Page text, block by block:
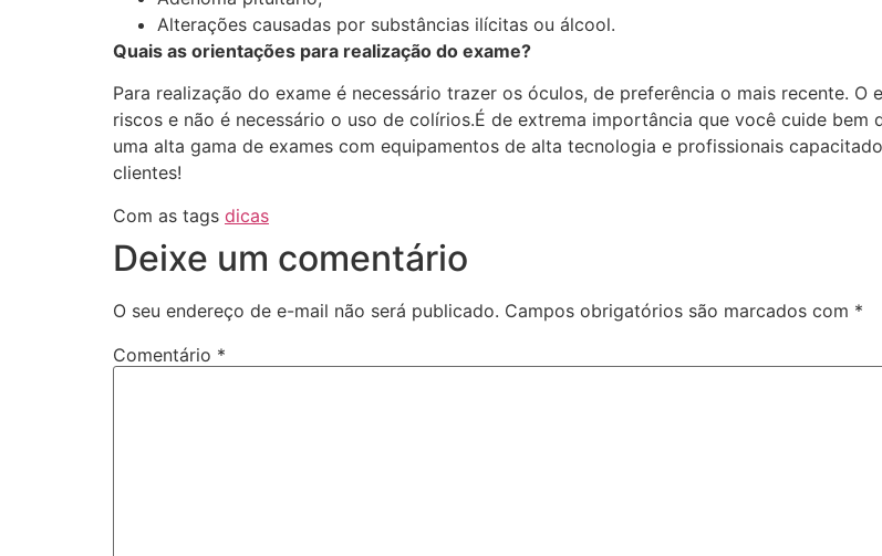
Alterações causadas por substâncias ilícitas ou álcool.
Quais as orientações para realização do exame?
Para realização do exame é necessário trazer os óculos, de preferência o mais recente.
riscos e não é necessário o uso de colírios.É de extrema importância que você cuide bem
uma alta gama de exames com equipamentos de alta tecnologia e profissionais
clientes!
Com as tags dicas
Deixe um comentário
O seu endereço de e-mail não será publicado. Campos obrigatórios são marcados com *
Comentário *